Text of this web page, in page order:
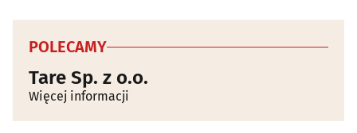
POLECAMY
Tare Sp. z o.o.
Więcej informacji